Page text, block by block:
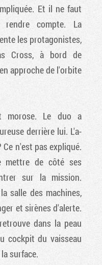
Et il ne faut
compte. La
les protagonistes,
Cross, à bord de
approche de l'orbite
morose. Le duo a
derrière lui. L'a-
n'est pas expliqué.
mettre de côté ses
sur la mission.
salle des machines,
et sirènes d'alerte.
dans la peau
cockpit du vaisseau
surface.